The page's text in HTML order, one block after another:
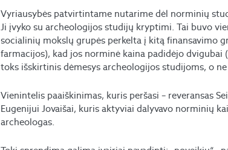
Vyriausybės patvirtintame nutarime dėl norminių
Ji įvyko su archeologijos studijų kryptimi. Tai buvo
socialinių mokslų grupės perkelta į kitą finansavimo
farmacijos), kad jos norminė kaina padidėjo dvigubai
toks išskirtinis dėmesys archeologijos studijoms, o
Vienintelis paaiškinimas, kuris peršasi – reveransas
Eugenijui Jovaišai, kuris aktyviai dalyvavo norminių
archeologas.